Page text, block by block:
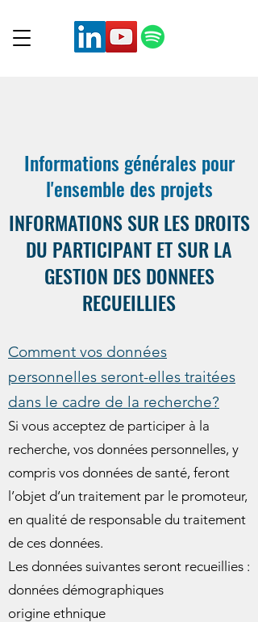
Informations générales pour
l'ensemble des projets
INFORMATIONS SUR LES DROITS
DU PARTICIPANT ET SUR LA
GESTION DES DONNEES
RECUEILLIES
Comment vos données
personnelles seront-elles traitées
dans le cadre de la recherche?
Si vous acceptez de participer à la
recherche, vos données personnelles, y
compris vos données de santé, feront
l’objet d’un traitement par le promoteur,
en qualité de responsable du traitement
de ces données.
Les données suivantes seront recueillies :
données démographiques
origine ethnique